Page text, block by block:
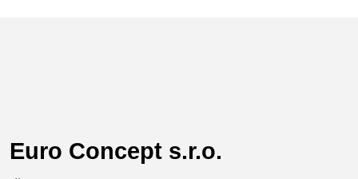
Euro Concept s.r.o.